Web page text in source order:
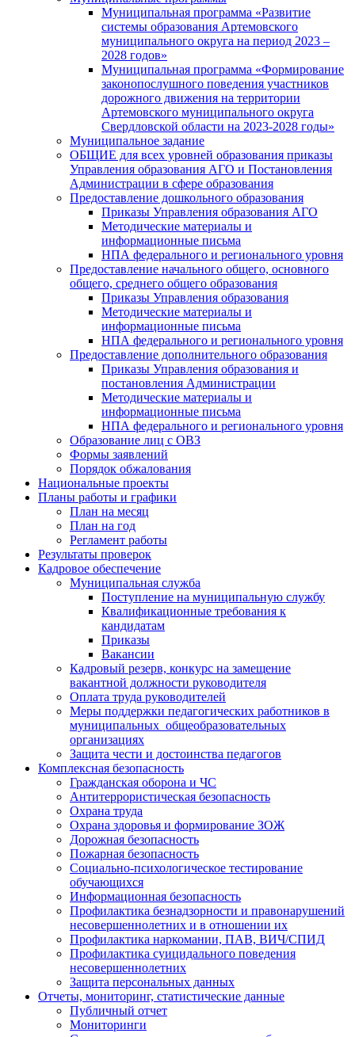
Муниципальная программа «Развитие
системы образования Артемовского
муниципального округа на период 2023 –
2028 годов»
Муниципальная программа «Формирование
законопослушного поведения участников
дорожного движения на территории
Артемовского муниципального округа
Свердловской области на 2023-2028 годы»
Муниципальное задание
ОБЩИЕ для всех уровней образования приказы
Управления образования АГО и Постановления
Администрации в сфере образования
Предоставление дошкольного образования
Приказы Управления образования АГО
Методические материалы и
информационные письма
НПА федерального и регионального уровня
Предоставление начального общего, основного
общего, среднего общего образования
Приказы Управления образования
Методические материалы и
информационные письма
НПА федерального и регионального уровня
Предоставление дополнительного образования
Приказы Управления образования и
постановления Администрации
Методические материалы и
информационные письма
НПА федерального и регионального уровня
Образование лиц с ОВЗ
Формы заявлений
Порядок обжалования
Национальные проекты
Планы работы и графики
План на месяц
План на год
Регламент работы
Результаты проверок
Кадровое обеспечение
Муниципальная служба
Поступление на муниципальную службу
Квалификационные требования к
кандидатам
Приказы
Вакансии
Кадровый резерв, конкурс на замещение
вакантной должности руководителя
Оплата труда руководителей
Меры поддержки педагогических работников в
муниципальных общеобразовательных
организациях
Защита чести и достоинства педагогов
Комплексная безопасность
Гражданская оборона и ЧС
Антитеррористическая безопасность
Охрана труда
Охрана здоровья и формирование ЗОЖ
Дорожная безопасность
Пожарная безопасность
Социально-психологическое тестирование
обучающихся
Информационная безопасность
Профилактика безнадзорности и правонарушений
несовершеннолетних и в отношении их
Профилактика наркомании, ПАВ, ВИЧ/СПИД
Профилактика суицидального поведения
несовершеннолетних
Защита персональных данных
Отчеты, мониторинг, статистические данные
Публичный отчет
Мониторинги